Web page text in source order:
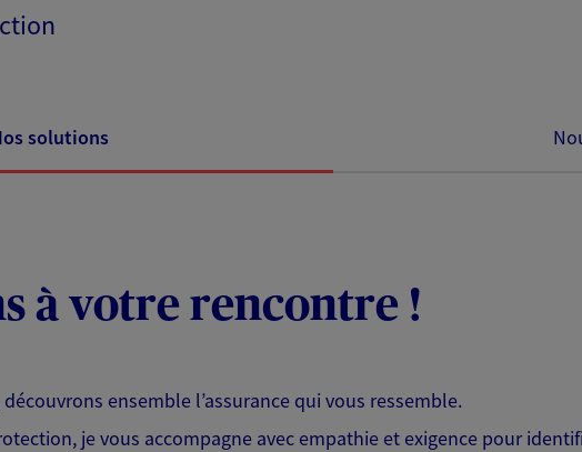
solutions
à votre rencontre !
ensemble l’assurance qui vous ressemble.
je vous accompagne avec empathie et exigence pour